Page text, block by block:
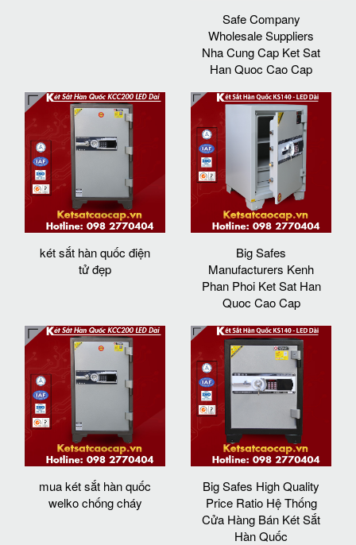
Safe Company
Wholesale Suppliers
Nha Cung Cap Ket Sat
Han Quoc Cao Cap
két sắt hàn quốc điện
tử đẹp
Big Safes
Manufacturers Kenh
Phan Phoi Ket Sat Han
Quoc Cao Cap
mua két sắt hàn quốc
welko chống cháy
Big Safes High Quality
Price Ratio Hệ Thống
Cửa Hàng Bán Két Sắt
Hàn Quốc